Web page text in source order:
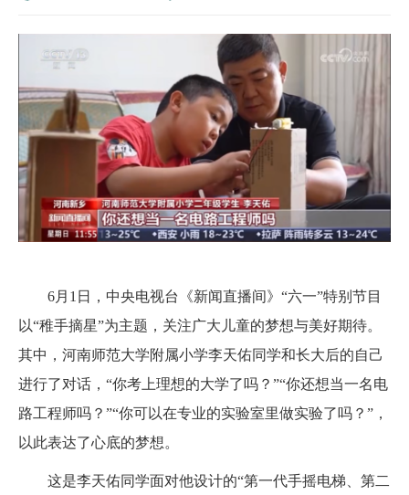
6月1日，中央电视台《新闻直播间》“六一”特别节目
以“稚手摘星”为主题，关注广大儿童的梦想与美好期待。
其中，河南师范大学附属小学李天佑同学和长大后的自己
进行了对话，“你考上理想的大学了吗？”“你还想当一名电
路工程师吗？”“你可以在专业的实验室里做实验了吗？”，
以此表达了心底的梦想。
这是李天佑同学面对他设计的“第一代手摇电梯、第二